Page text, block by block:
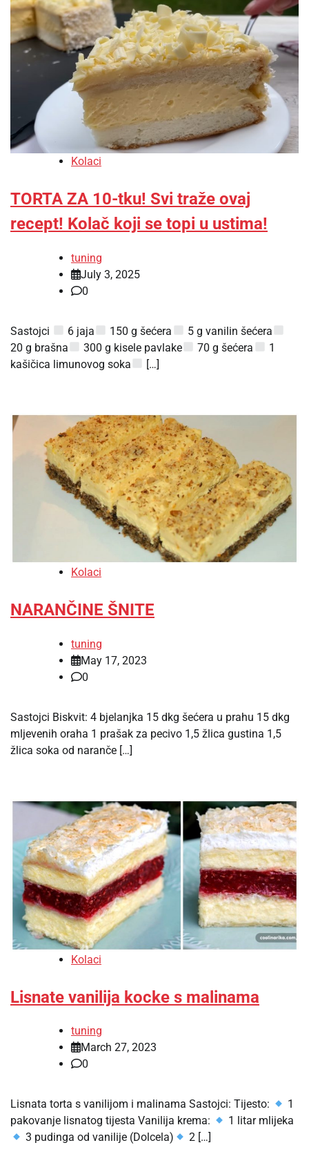
Kolaci
TORTA ZA 10-tku! Svi traže ovaj
recept! Kolač koji se topi u ustima!
tuning
July 3, 2025
0
Sastojci 6 jaja 150 g šećera
5 g vanilin šećera
20 g brašna
300 g kisele pavlake 70 g šećera
1
kašičica limunovog soka
[…]
Kolaci
NARANČINE ŠNITE
tuning
May 17, 2023
0
Sastojci Biskvit: 4 bjelanjka 15 dkg šećera u prahu 15 dkg
mljevenih oraha 1 prašak za pecivo 1,5 žlica gustina 1,5
žlica soka od naranče […]
Kolaci
Lisnate vanilija kocke s malinama
tuning
March 27, 2023
0
Lisnata torta s vanilijom i malinama Sastojci: Tijesto:
1
pakovanje lisnatog tijesta Vanilija krema:
1 litar mlijeka
3 pudinga od vanilije (Dolcela)
2 […]